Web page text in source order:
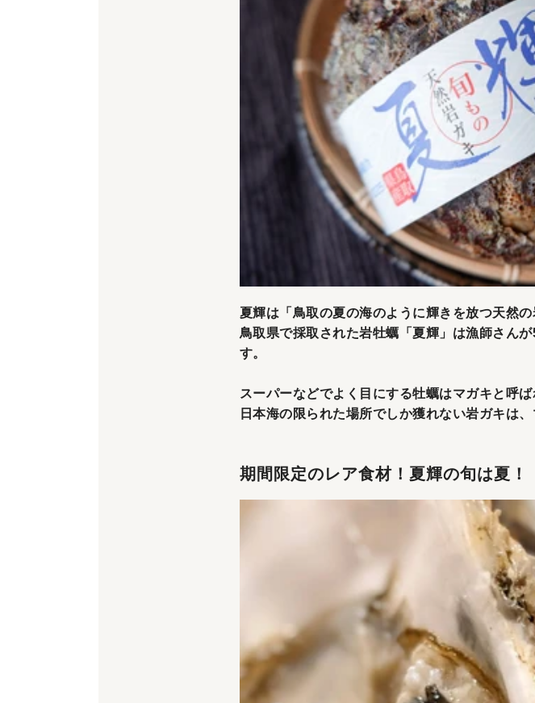
夏輝は「鳥取の夏の海のように輝きを放つ天然の
鳥取県で採取された岩牡蠣「夏輝」は漁師さん
す。
スーパーなどでよく目にする牡蠣はマガキと呼
日本海の限られた場所でしか獲れない岩ガキは
期間限定のレア食材！夏輝の旬は夏！